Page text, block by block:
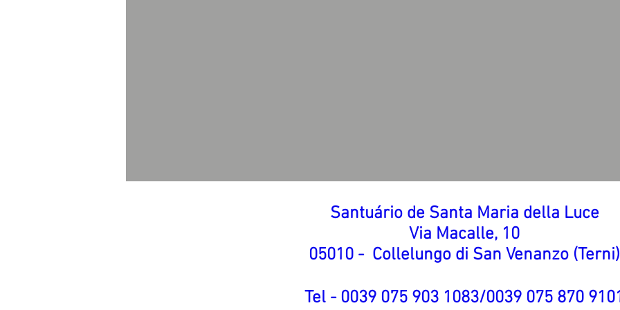
Santuário de Santa Maria della Luce
Via Macalle, 10
05010 - Collelungo di San Venanzo (Terni)
Tel - 0039 075 903 1083/0039 075 870